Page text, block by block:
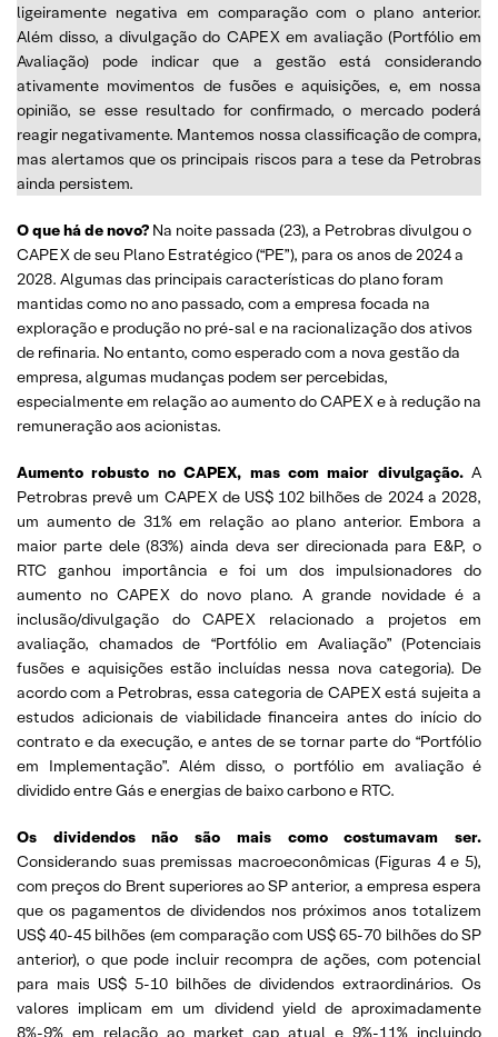
ligeiramente negativa em comparação com o plano anterior.
Além disso, a divulgação do CAPEX em avaliação (Portfólio em
Avaliação) pode indicar que a gestão está considerando
ativamente movimentos de fusões e aquisições, e, em nossa
opinião, se esse resultado for confirmado, o mercado poderá
reagir negativamente. Mantemos nossa classificação de compra,
mas alertamos que os principais riscos para a tese da Petrobras
ainda persistem.
O que há de novo? Na noite passada (23), a Petrobras divulgou o
CAPEX de seu Plano Estratégico (“PE”), para os anos de 2024 a
2028. Algumas das principais características do plano foram
mantidas como no ano passado, com a empresa focada na
exploração e produção no pré-sal e na racionalização dos ativos
de refinaria. No entanto, como esperado com a nova gestão da
empresa, algumas mudanças podem ser percebidas,
especialmente em relação ao aumento do CAPEX e à redução na
remuneração aos acionistas.
Aumento robusto no CAPEX, mas com maior divulgação.A
Petrobras prevê um CAPEX de US$ 102 bilhões de 2024 a 2028,
um aumento de 31% em relação ao plano anterior. Embora a
maior parte dele (83%) ainda deva ser direcionada para E&P, o
RTC ganhou importância e foi um dos impulsionadores do
aumento no CAPEX do novo plano. A grande novidade é a
inclusão/divulgação do CAPEX relacionado a projetos em
avaliação, chamados de “Portfólio em Avaliação” (Potenciais
fusões e aquisições estão incluídas nessa nova categoria). De
acordo com a Petrobras, essa categoria de CAPEX está sujeita a
estudos adicionais de viabilidade financeira antes do início do
contrato e da execução, e antes de se tornar parte do “Portfólio
em Implementação”. Além disso, o portfólio em avaliação é
dividido entre Gás e energias de baixo carbono e RTC.
Os dividendos não são mais como costumavam ser.
Considerando suas premissas macroeconômicas (Figuras 4 e 5),
com preços do Brent superiores ao SP anterior, a empresa espera
que os pagamentos de dividendos nos próximos anos totalizem
US$ 40-45 bilhões (em comparação com US$ 65-70 bilhões do SP
anterior), o que pode incluir recompra de ações, com potencial
para mais US$ 5-10 bilhões de dividendos extraordinários. Os
valores implicam em um dividend yield de aproximadamente